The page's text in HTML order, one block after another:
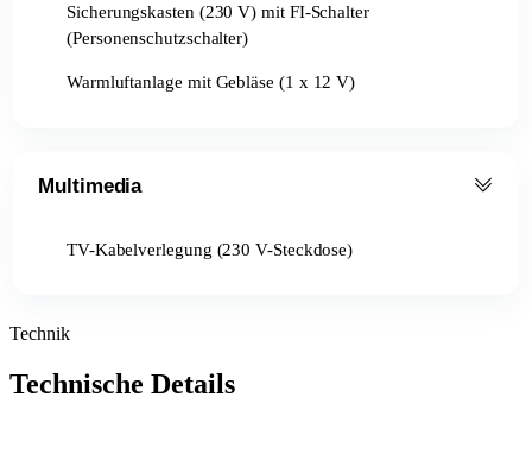
Sicherungskasten (230 V) mit FI-Schalter
(Personenschutzschalter)
Warmluftanlage mit Gebläse (1 x 12 V)
Multimedia
TV-Kabelverlegung (230 V-Steckdose)
Technik
Technische Details